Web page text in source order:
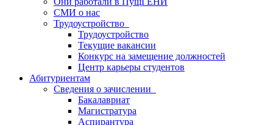
СМИ о нас
Трудоустройство
Трудоустройство
Текущие вакансии
Конкурс на замещение должностей
Центр карьеры студентов
Абитуриентам
Сведения о зачислении
Бакалавриат
Магистратура
Аспирантура